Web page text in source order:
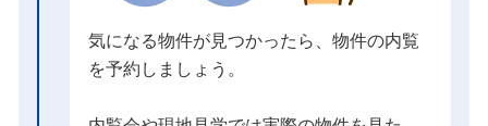
気になる物件が見つかったら、物件の内覧
を予約しましょう。